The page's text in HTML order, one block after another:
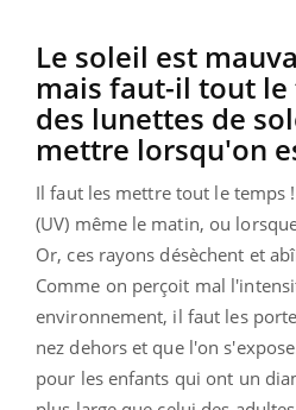
Le soleil est
mais faut-il tout
des lunettes de
mettre lorsqu'on
Il faut les mettre tout le temps
(UV) même le matin, ou
Or, ces rayons désèchent et
Comme on perçoit mal
environnement, il faut les
nez dehors et que l'on
pour les enfants qui ont un